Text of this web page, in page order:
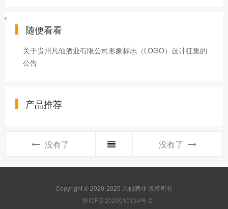
随便看看
关于贵州凡仙酒业有限公司形象标志（LOGO）设计征集的
公告
产品推荐
没有了 没有了
Copyright © 2020-2025 凡仙酒业 版权所有
黔ICP备2020010124号-2